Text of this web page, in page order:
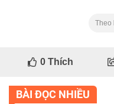
Theo
0Thích
BÀI ĐỌC NHIỀU